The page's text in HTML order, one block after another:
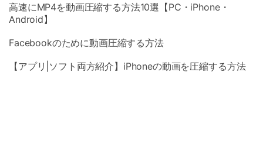
高速にMP4を動画圧縮する方法10選【PC・iPhone・
Android】
Facebookのために動画圧縮する方法
【アプリ|ソフト両方紹介】iPhoneの動画を圧縮する方法